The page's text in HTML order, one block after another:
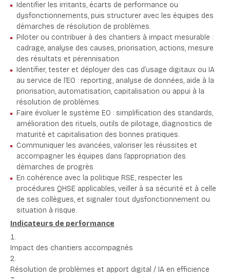
Identifier les irritants, écarts de performance ou
dysfonctionnements, puis structurer avec les équipes des
démarches de résolution de problèmes.
Piloter ou contribuer à des chantiers à impact mesurable :
cadrage, analyse des causes, priorisation, actions, mesure
des résultats et pérennisation.
Identifier, tester et déployer des cas d’usage digitaux ou IA
au service de l’EO : reporting, analyse de données, aide à la
priorisation, automatisation, capitalisation ou appui à la
résolution de problèmes.
Faire évoluer le système EO : simplification des standards,
amélioration des rituels, outils de pilotage, diagnostics de
maturité et capitalisation des bonnes pratiques.
Communiquer les avancées, valoriser les réussites et
accompagner les équipes dans l’appropriation des
démarches de progrès.
En cohérence avec la politique RSE, respecter les
procédures QHSE applicables, veiller à sa sécurité et à celle
de ses collègues, et signaler tout dysfonctionnement ou
situation à risque.
Indicateurs de performance
Impact des chantiers accompagnés
Résolution de problèmes et apport digital / IA en efficience